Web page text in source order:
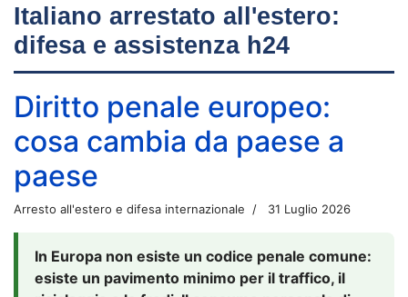
Italiano arrestato all'estero:
difesa e assistenza h24
Diritto penale europeo:
cosa cambia da paese a
paese
Arresto all'estero e difesa internazionale 31 Luglio 2026
In Europa non esiste un codice penale comune:
esiste un pavimento minimo per il traffico, il